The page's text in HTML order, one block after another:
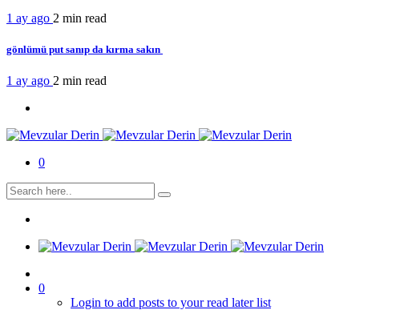
1 ay ago 2 min read
gönlümü put sanıp da kırma sakın
1 ay ago 2 min read
0
0
Login to add posts to your read later list